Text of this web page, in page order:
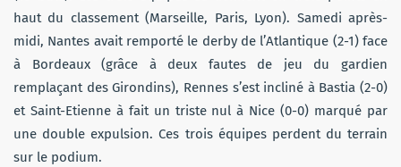
haut du classement (Marseille, Paris, Lyon). Samedi après-
midi, Nantes avait remporté le derby de l’Atlantique (2-1) face
à Bordeaux (grâce à deux fautes de jeu du gardien
remplaçant des Girondins), Rennes s’est incliné à Bastia (2-0)
et Saint-Etienne à fait un triste nul à Nice (0-0) marqué par
une double expulsion. Ces trois équipes perdent du terrain
sur le podium.